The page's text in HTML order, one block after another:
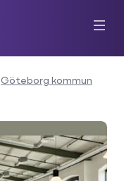
Göteborg kommun